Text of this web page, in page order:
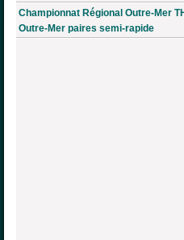
Championnat Régional Outre-Mer
Outre-Mer paires semi-rapide